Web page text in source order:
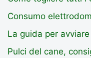
Consumo
La guida per
Pulci del cane,